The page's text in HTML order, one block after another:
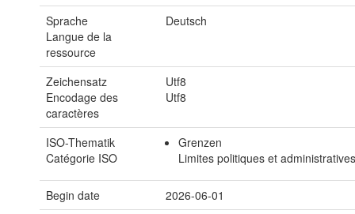
Sprache
Langue de la
ressource
Deutsch
Zeichensatz
Encodage des
caractères
Utf8
Utf8
ISO-Thematik
Catégorie ISO
Grenzen
Limites politiques et
Begin date
2026-06-01